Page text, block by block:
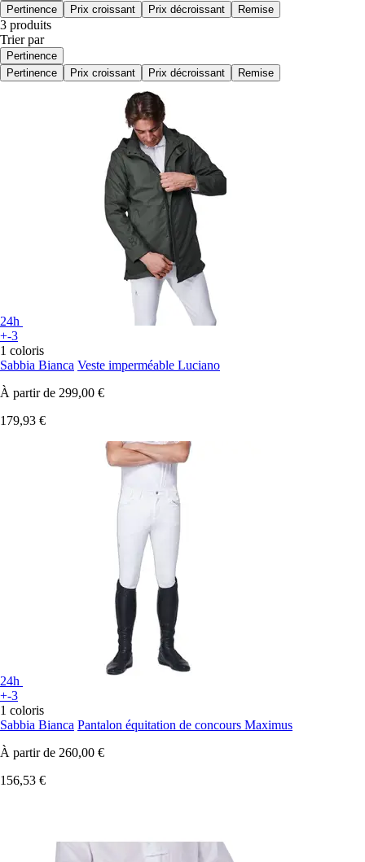
Pertinence
Prix croissant Prix décroissant Remise
3 produits
Trier par
Pertinence
Pertinence
Prix croissant Prix décroissant Remise
24h
+-3
1 coloris
Sabbia Bianca Veste imperméable Luciano
À partir de 299,00 €
179,93 €
24h
+-3
1 coloris
Sabbia Bianca Pantalon équitation de concours Maximus
À partir de 260,00 €
156,53 €